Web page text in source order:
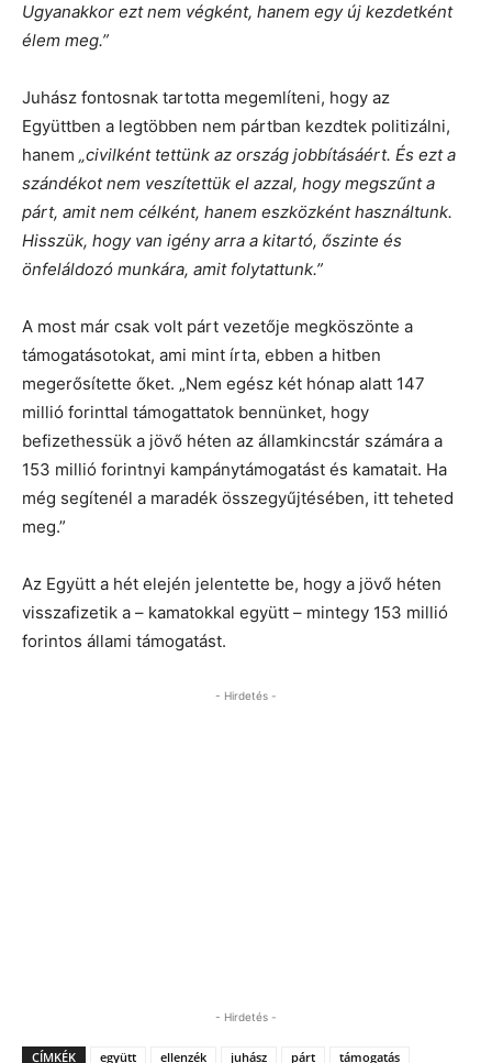
Ugyanakkor ezt nem végként, hanem egy új kezdetként
élem meg.”
Juhász fontosnak tartotta megemlíteni, hogy az
Együttben a legtöbben nem pártban kezdtek politizálni,
hanem „civilként tettünk az ország jobbításáért. És ezt a
szándékot nem veszítettük el azzal, hogy megszűnt a
párt, amit nem célként, hanem eszközként használtunk.
Hisszük, hogy van igény arra a kitartó, őszinte és
önfeláldozó munkára, amit folytattunk.”
A most már csak volt párt vezetője megköszönte a
támogatásotokat, ami mint írta, ebben a hitben
megerősítette őket. „Nem egész két hónap alatt 147
millió forinttal támogattatok bennünket, hogy
befizethessük a jövő héten az államkincstár számára a
153 millió forintnyi kampánytámogatást és kamatait. Ha
még segítenél a maradék összegyűjtésében, itt teheted
meg.”
Az Együtt a hét elején jelentette be, hogy a jövő héten
visszafizetik a – kamatokkal együtt – mintegy 153 millió
forintos állami támogatást.
- Hirdetés -
- Hirdetés -
CÍMKÉK együtt ellenzék juhász párt támogatás